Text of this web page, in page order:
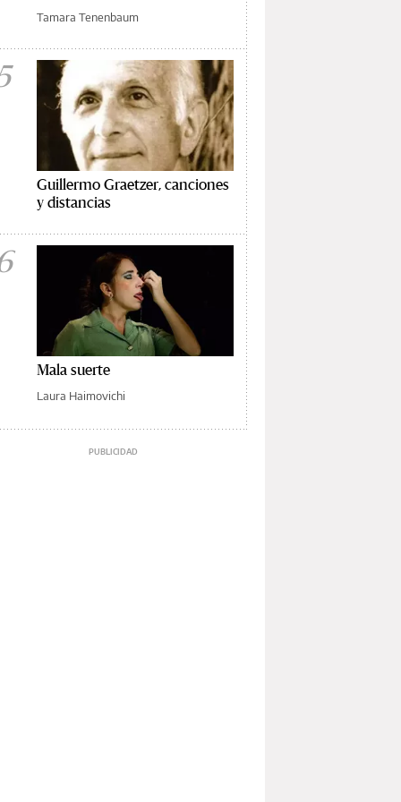
Tamara Tenenbaum
Guillermo Graetzer, canciones
y distancias
Mala suerte
Laura Haimovichi